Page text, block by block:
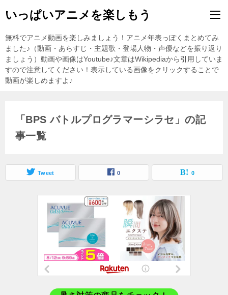
いっぱいアニメを楽しもう
無料でアニメ動画を楽しみましょう！アニメ年表っぽくまとめてみ
ました♪（動画・あらすじ・主題歌・登場人物・声優などを振り返り
ましょう）動画や画像はYoutube♪文章はWikipediaから引用していま
すので注意してください！表示している画像をクリックすることで
動画が楽しめますよ♪
「BPS バトルプログラマーシラセ」の記
事一覧
Tweet 0 0